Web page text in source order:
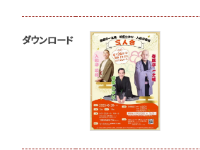
ダウンロード